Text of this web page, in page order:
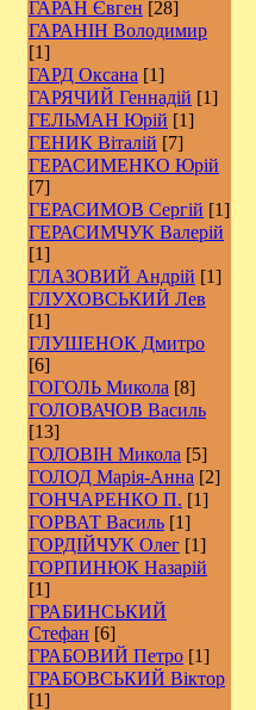
ГАРАН Євген [28]
ГАРАНІН Володимир
[1]
ГАРД Оксана [1]
ГАРЯЧИЙ Геннадій [1]
ГЕЛЬМАН Юрій [1]
ГЕНИК Віталій [7]
ГЕРАСИМЕНКО Юрій
[7]
ГЕРАСИМОВ Сергій [1]
ГЕРАСИМЧУК Валерій
[1]
ГЛАЗОВИЙ Андрій [1]
ГЛУХОВСЬКИЙ Лев
[1]
ГЛУШЕНОК Дмитро
[6]
ГОГОЛЬ Микола [8]
ГОЛОВАЧОВ Василь
[13]
ГОЛОВІН Микола [5]
ГОЛОД Марія-Анна [2]
ГОНЧАРЕНКО П. [1]
ГОРВАТ Василь [1]
ГОРДІЙЧУК Олег [1]
ГОРПИНЮК Назарій
[1]
ГРАБИНСЬКИЙ
Стефан [6]
ГРАБОВИЙ Петро [1]
ГРАБОВСЬКИЙ Віктор
[1]